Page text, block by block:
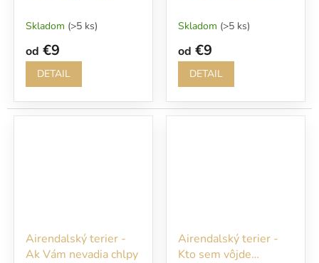
Skladom (>5 ks)
od €9
DETAIL
mám veľmi slabé
Skladom (>5 ks)
od €9
DETAIL
Airendalský terier -
Ak Vám nevadia chlpy
Airendalský terier -
Kto sem vôjde